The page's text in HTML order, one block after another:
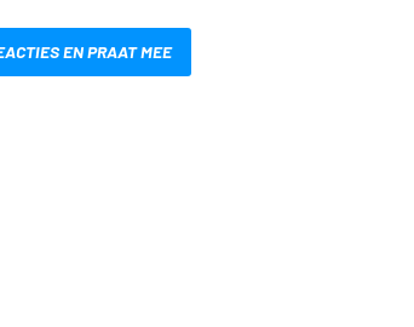
EN PRAAT MEE